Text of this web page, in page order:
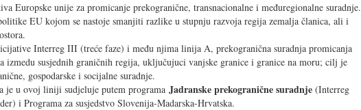
Europske unije za promicanje prekogranične, transnacionalne i međuregionalne suradnje.
EU kojom se nastoje smanjiti razlike u stupnju razvoja regija zemalja članica, ali i
Interreg III (treće faze) i među njima linija A, prekogranična suradnja promicanja
izmedu susjednih graničnih regija, uključujuci vanjske granice i granice na moru; cilj je
gospodarske i socijalne suradnje.
je u ovoj liniji sudjeluje putem programa Jadranske prekogranične suradnje (Interreg
i Programa za susjedstvo Slovenija-Madarska-Hrvatska.